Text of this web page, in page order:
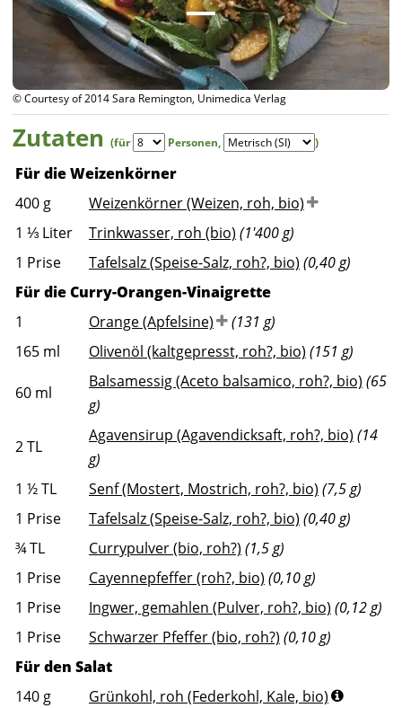
© Courtesy of 2014 Sara Remington, Unimedica Verlag
Zutaten (für Personen, )
Für die Weizenkörner
400 g
Weizenkörner (Weizen, roh, bio)
1 ⅓ Liter Trinkwasser, roh (bio) (1'400 g)
1 Prise Tafelsalz (Speise-Salz, roh?, bio) (0,40 g)
Für die Curry-Orangen-Vinaigrette
1
Orange (Apfelsine)
(131 g)
165 ml Olivenöl (kaltgepresst, roh?, bio) (151 g)
60 ml
Balsamessig (Aceto balsamico, roh?, bio) (65
g)
2TL
Agavensirup (Agavendicksaft, roh?, bio) (14
g)
1 ½TL Senf (Mostert, Mostrich, roh?, bio) (7,5 g)
1 Prise Tafelsalz (Speise-Salz, roh?, bio) (0,40 g)
¾TL Currypulver (bio, roh?) (1,5 g)
1 Prise Cayennepfeffer (roh?, bio) (0,10 g)
1 Prise Ingwer, gemahlen (Pulver, roh?, bio) (0,12 g)
1 Prise Schwarzer Pfeffer (bio, roh?) (0,10 g)
Für den Salat
140 g
Grünkohl, roh (Federkohl, Kale, bio)